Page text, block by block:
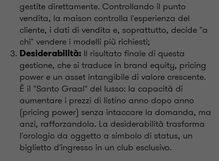
gestite direttamente. Controllando il punto
vendita, la maison controlla l'esperienza del
cliente, i dati di vendita e, soprattutto, decide "a
chi" vendere i modelli più richiesti;
Desiderabilità: Il risultato finale di questa
gestione, che si traduce in brand equity, pricing
power e un asset intangibile di valore crescente.
È il "Santo Graal" del lusso: la capacità di
aumentare i prezzi di listino anno dopo anno
(pricing power) senza intaccare la domanda, ma
anzi, rafforzandola. La desiderabilità trasforma
l'orologio da oggetto a simbolo di status, un
biglietto d'ingresso in un club esclusivo.